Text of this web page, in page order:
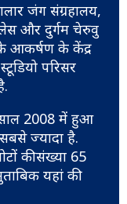
जंग संग्रहालय,
और दुर्गम चेरुवु
आकर्षण के केंद्र
परिसर
साल 2008 में हुआ
ज्यादा है.
की संख्या 65
यहां की